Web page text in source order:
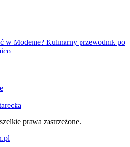
w Modenie? Kulinarny przewodnik po
prawa zastrzeżone.